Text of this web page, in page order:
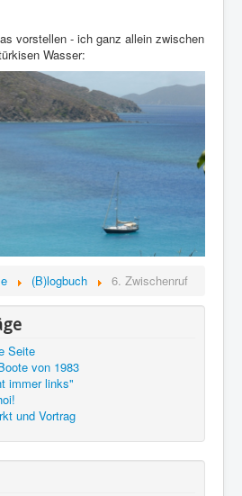
vorstellen - ich ganz allein zwischen
Wasser:
(B)logbuch 6. Zwischenruf
Seite
von 1983
immer links"
und Vortrag